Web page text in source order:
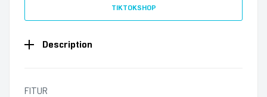
TIKTOKSHOP
Description
FITUR